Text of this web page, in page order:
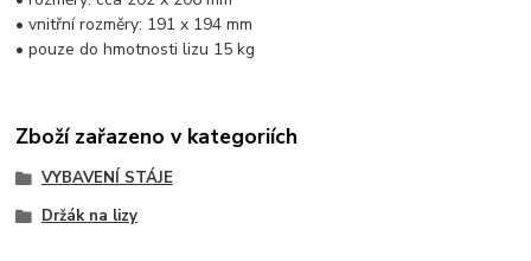
• vnitřní rozměry: 191 x 194 mm
• pouze do hmotnosti lizu 15 kg
Zboží zařazeno v kategoriích
VYBAVENÍ STÁJE
Držák na lizy